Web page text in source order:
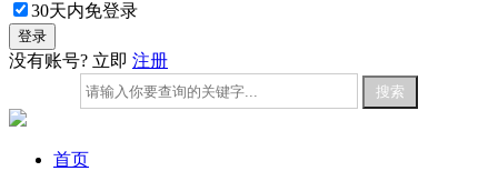
30天内免登录
没有账号? 立即 注册
首页